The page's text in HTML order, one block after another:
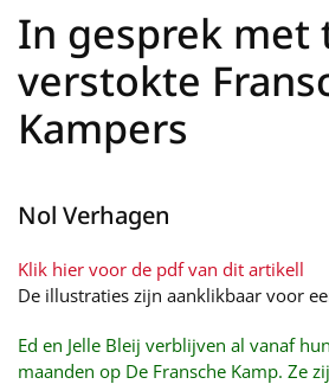
In gesprek met
verstokte
Kampers
Nol Verhagen
Klik hier voor de pdf van dit artikell
De illustraties zijn aanklikbaar voor
Ed en Jelle Bleij verblijven al vanaf
maanden op De Fransche Kamp. Ze